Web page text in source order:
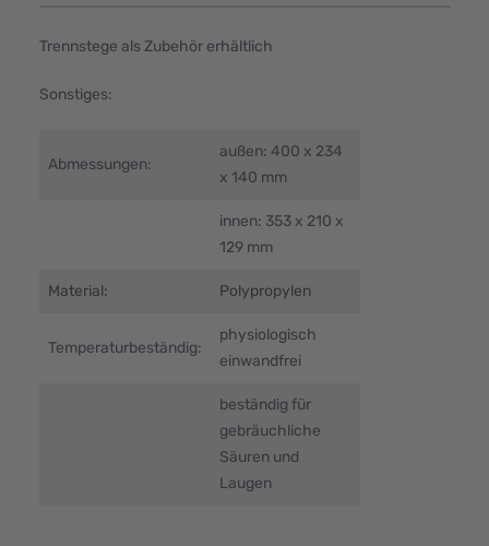
Trennstege als Zubehör erhältlich
Sonstiges:
Abmessungen:
außen: 400 x 234
x 140 mm
innen: 353 x 210 x
129 mm
Material: Polypropylen
Temperaturbeständig:
physiologisch
einwandfrei
beständig für
gebräuchliche
Säuren und
Laugen